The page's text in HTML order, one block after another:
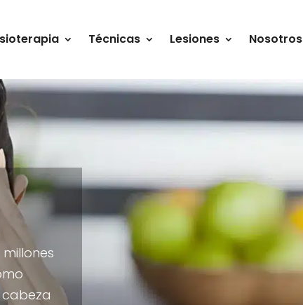
Técnicas Lesiones Nosotros